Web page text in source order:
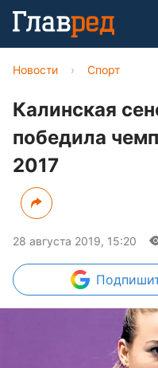
Новости › Спорт
Калинская
победила
2017
28 августа 2019, 15:20